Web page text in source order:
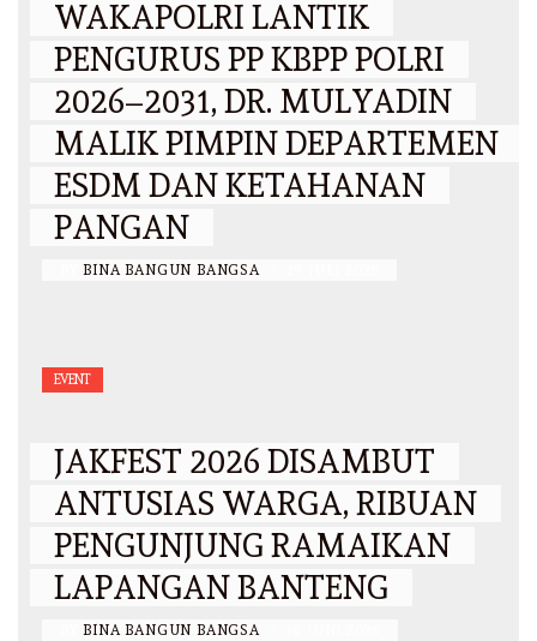
WAKAPOLRI LANTIK
PENGURUS PP KBPP POLRI
2026–2031, DR. MULYADIN
MALIK PIMPIN DEPARTEMEN
ESDM DAN KETAHANAN
PANGAN
BINA BANGUN BANGSA
EVENT
JAKFEST 2026 DISAMBUT
ANTUSIAS WARGA, RIBUAN
PENGUNJUNG RAMAIKAN
LAPANGAN BANTENG
BINA BANGUN BANGSA